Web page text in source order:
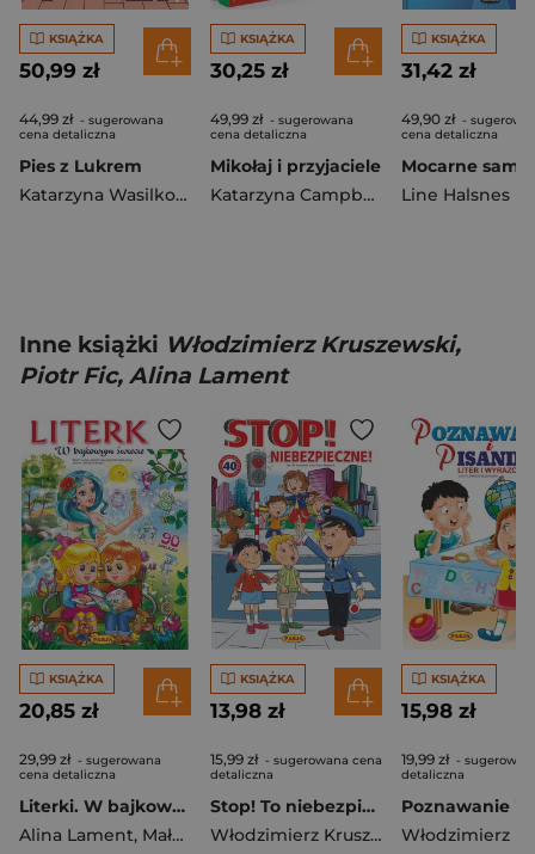
KSIĄŻKA
50,99 zł
44,99 zł - sugerowana
cena detaliczna
Pies z Lukrem
Katarzyna Wasilkowska
KSIĄŻKA
30,25 zł
49,99 zł - sugerowana
cena detaliczna
Mikołaj i przyjaciele
Katarzyna Campbell
KSIĄŻKA
31,42 zł
49,90 zł -
cena detaliczna
Line Halsnes
Inne książki Włodzimierz Kruszewski,
Piotr Fic, Alina Lament
KSIĄŻKA
20,85 zł
29,99 zł - sugerowana
cena detaliczna
Literki. W bajkowym świecie
Alina Lament, Małgorzata Podleśna ,Mariola Budek
KSIĄŻKA
13,98 zł
15,99 zł - sugerowana cena
detaliczna
Stop! To niebezpieczne!
Włodzimierz Kruszewski
,Ernest
KSIĄŻKA
15,98 zł
19,99 zł -
detaliczna